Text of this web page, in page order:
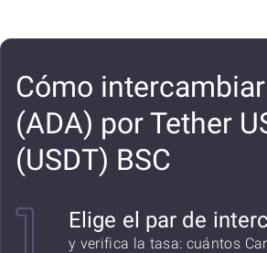
Cómo
(ADA) por Tether
(USDT) BSC
Elige el par de
y verifica la tasa: cuántos